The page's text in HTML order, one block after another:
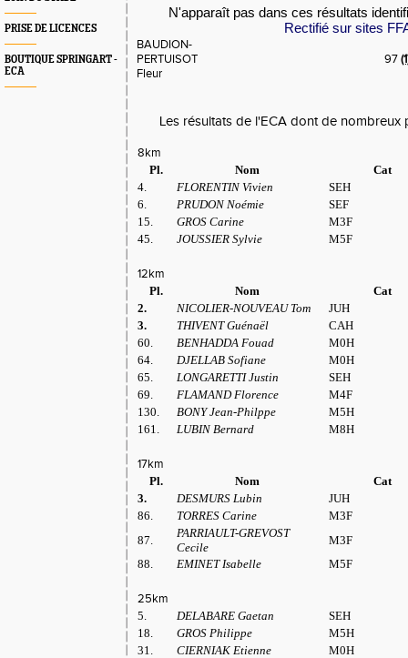
PRISE DE LICENCES
BOUTIQUE SPRINGART -
ECA
N'apparaît pas dans ces résultats
Rectifié sur sites
BAUDION-
PERTUISOT
Fleur
97
Les résultats de l'ECA dont de nombreux
8km
Pl. Nom
Cat
4.
FLORENTIN Vivien
SEH
6.
PRUDON Noémie
SEF
15.
GROS Carine
M3F
45.
JOUSSIER Sylvie M5F
12km
Pl. Nom
Cat
2.
NICOLIER-NOUVEAU Tom
JUH
3.
THIVENT Guénaël
CAH
60.
BENHADDA Fouad
M0H
64.
DJELLAB Sofiane
M0H
65.
LONGARETTI Justin
SEH
69.
FLAMAND Florence
M4F
130.
BONY Jean-Philppe
M5H
161.
LUBIN Bernard M8H
17km
Pl. Nom
Cat
3.
DESMURS Lubin
JUH
86.
TORRES Carine
M3F
87.
PARRIAULT-GREVOST
Cecile
M3F
88.
EMINET Isabelle M5F
25km
5. DELABARE Gaetan
SEH
18.
GROS Philippe
M5H
31.
CIERNIAK Etienne
M0H